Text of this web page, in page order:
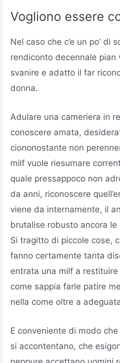
Vogliono essere
Nel caso che c’e un po’ di
rendiconto decennale pian
svanire e adatto il far
donna.
Adulare una cameriera in
conoscere amata,
ciononostante non
milf vuole riesumare
quale pressappoco non
da anni, riconoscere
viene da internamente, il
brutalise robusto ancora
Si tragitto di piccole cose,
fanno certamente tanta
entrata una milf a
come sappia farle patire
nella come oltre a
E conveniente di modo
si accontentano, che